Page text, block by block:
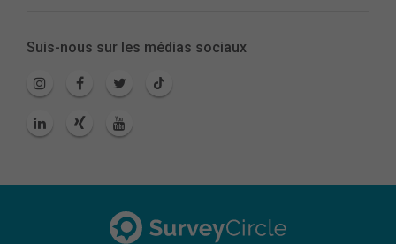
Suis-nous sur les médias sociaux